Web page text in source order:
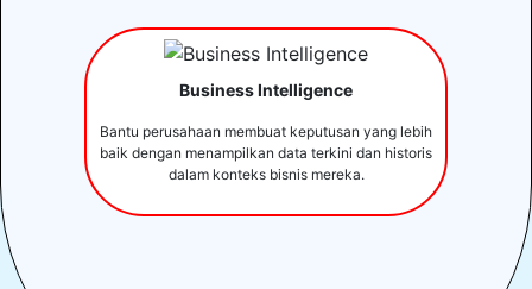
Business Intelligence
Bantu perusahaan membuat keputusan yang lebih
baik dengan menampilkan data terkini dan historis
dalam konteks bisnis mereka.